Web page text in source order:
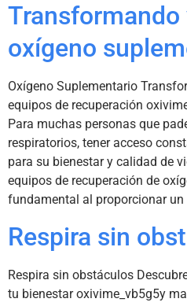
Transformando
oxígeno
Oxígeno Suplementario
equipos de recuperación
Para muchas personas que
respiratorios, tener acceso
para su bienestar y calidad de
equipos de recuperación de
fundamental al proporcionar
Respira sin
Respira sin obstáculos
tu bienestar oxivime_vb5g5y